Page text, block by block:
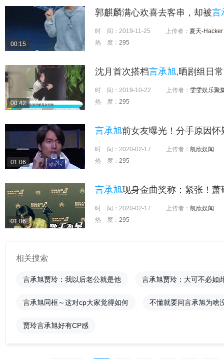
00:15
郭麒麟满心欢喜去客串，却被言
时 间： 2019-11-25 上传者： 夏天-Hacker
热 度： 295
00:42
沈月首次搭档言承旭,晒剧组日
时 间： 2019-10-22 上传者： 雯雯娱乐聚
热 度： 295
01:06
言承旭前女友曝光！分手原因怀
时 间： 2020-02-17 上传者： 凯欣娱闻
热 度： 295
01:06
言承旭现身金曲奖称：紧张！
时 间： 2020-02-17 上传者： 凯欣娱闻
热 度： 295
相关搜索
言承旭贾玲：我以后老公就是他 言承旭贾玲：大可不必如
言承旭同框～这对cp大家觉得如何 不懂就要问言承旭为啥
贾玲言承旭好有CP感